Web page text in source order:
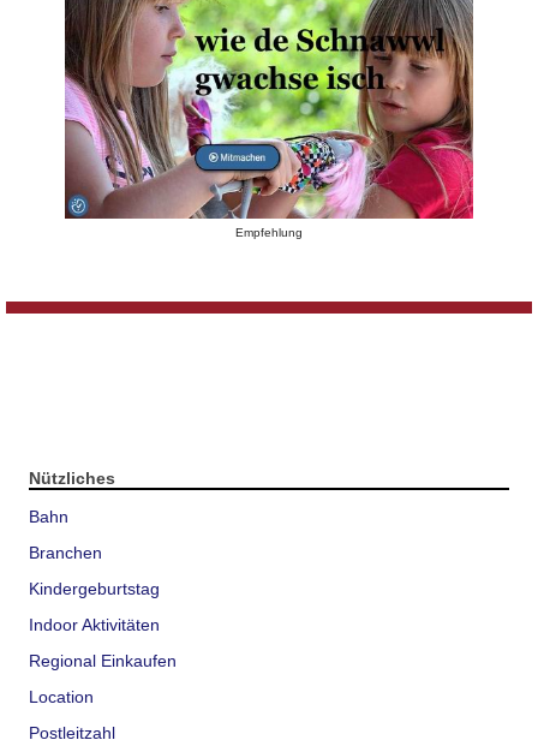
Empfehlung
Nützliches
Bahn
Branchen
Kindergeburtstag
Indoor Aktivitäten
Regional Einkaufen
Location
Postleitzahl